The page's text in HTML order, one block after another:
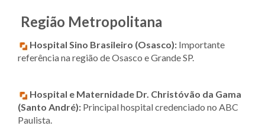
Região Metropolitana
Hospital Sino Brasileiro (Osasco): Importante
referência na região de Osasco e Grande SP.
Hospital e Maternidade Dr. Christóvão da Gama
(Santo André): Principal hospital credenciado no ABC
Paulista.